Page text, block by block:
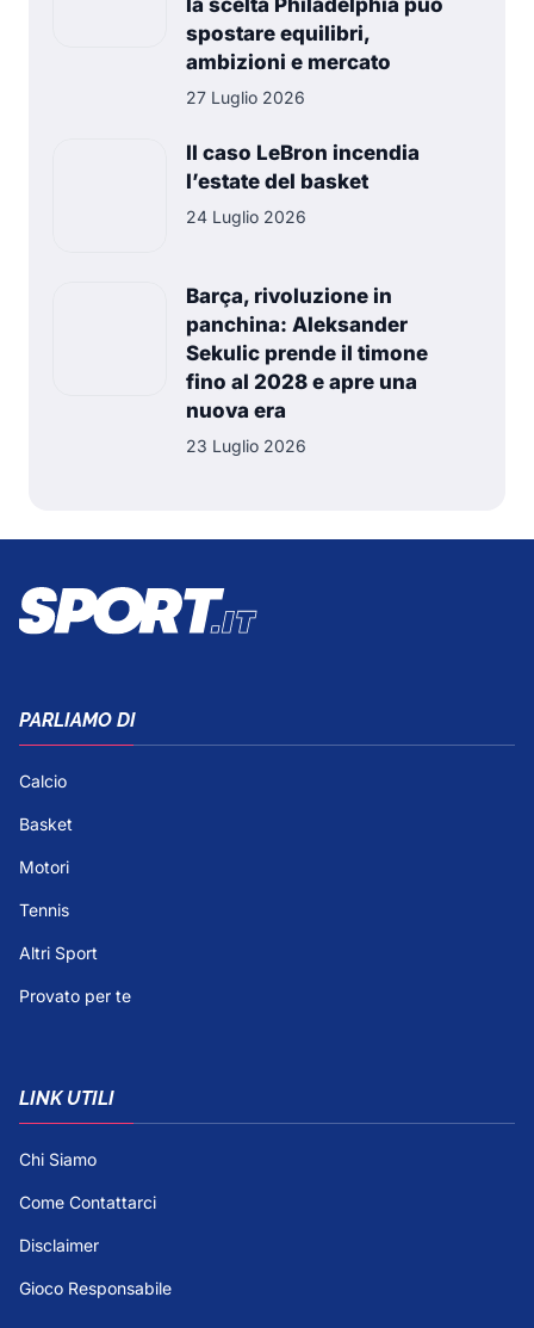
spostare equilibri,
ambizioni e mercato
27 Luglio 2026
Il caso LeBron incendia
l’estate del basket
24 Luglio 2026
Barça, rivoluzione in
panchina: Aleksander
Sekulic prende il timone
fino al 2028 e apre una
nuova era
23 Luglio 2026
PARLIAMO DI
Calcio
Basket
Motori
Tennis
Altri Sport
Provato per te
LINK UTILI
Chi Siamo
Come Contattarci
Disclaimer
Gioco Responsabile